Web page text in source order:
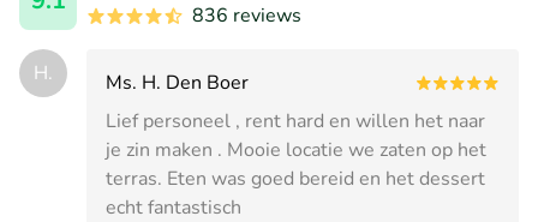
836 reviews
H.
Ms. H. Den Boer
Lief personeel , rent hard en willen het naar
je zin maken . Mooie locatie we zaten op het
terras. Eten was goed bereid en het dessert
echt fantastisch